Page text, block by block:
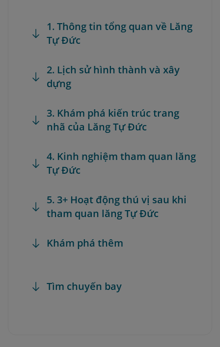
1. Thông tin tổng quan về Lăng
Tự Đức
2. Lịch sử hình thành và xây
dựng
3. Khám phá kiến trúc trang
nhã của Lăng Tự Đức
4. Kinh nghiệm tham quan lăng
Tự Đức
5. 3+ Hoạt động thú vị sau khi
tham quan lăng Tự Đức
Khám phá thêm
Tìm chuyến bay